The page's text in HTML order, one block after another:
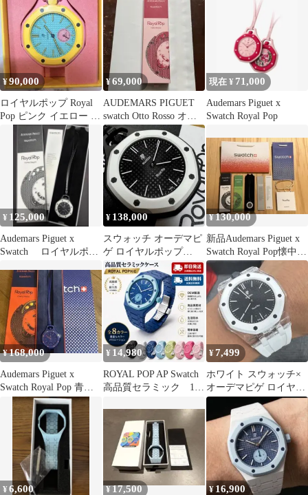
Green
ピゲ 赤色 ピンク
¥90,000
ロイヤルポップ Royal
Pop ピンク イエロー AP
¥69,000
AUDEMARS PIGUET
swatch Otto Rosso オー
デマピケ
現在 ¥ 71,000
Audemars Piguet x
Swatch Royal Pop
¥ 125,000
Audemars Piguet x
Swatch ロイヤルポッ
¥ 138,000
スウォッチ オーデマピ
ゲ ロイヤルポップ
Ocho Negro 黒白
¥130,000
新品Audemars Piguet x
Swatch Royal Pop懐中時
計
¥168,000
Audemars Piguet x
Swatch Royal Pop 青オ
レンジ
¥ 14,980
ROYAL POP AP Swatch
高品質セラミック 12
¥7,499
ホワイト スウォッチ×
オーデマピゲ ロイヤル
ポップ用 シリコンスト
ラップベルト
¥6,600 ¥17,500 ¥ 16,900